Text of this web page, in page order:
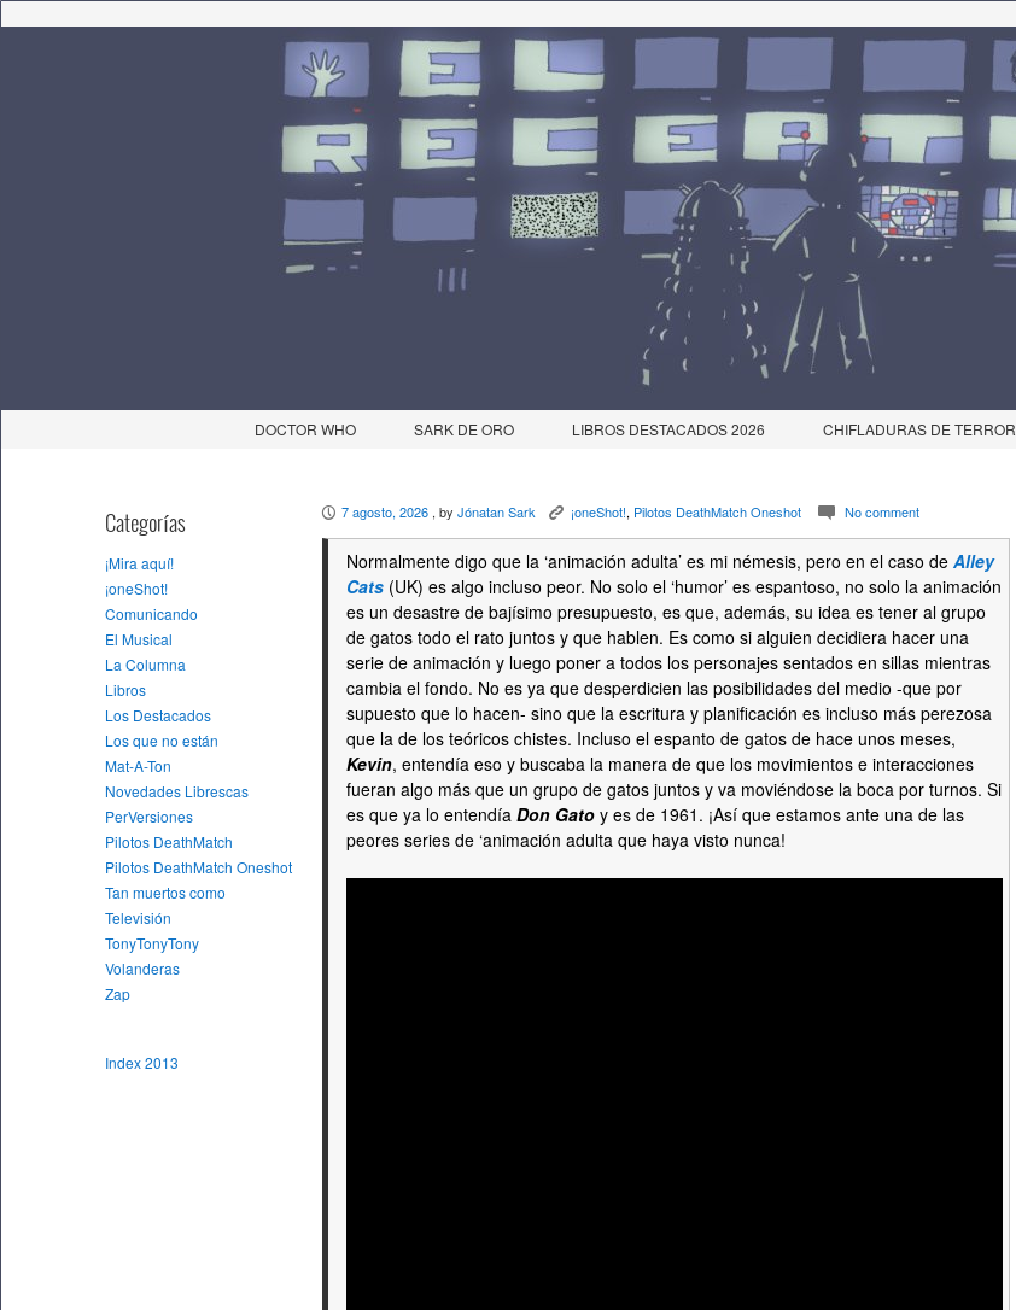
DOCTOR WHO SARK DE ORO LIBROS DESTACADOS 2026 CHIFLADURAS DE TERROR
Categorías
¡Mira aquí!
¡oneShot!
Comunicando
El Musical
La Columna
Libros
Los Destacados
Los que no están
Mat-A-Ton
Novedades Librescas
PerVersiones
Pilotos DeathMatch
Pilotos DeathMatch Oneshot
Tan muertos como
Televisión
TonyTonyTony
Volanderas
Zap
Index 2013
P 7 agosto, 2026 , by Jónatan Sark K ¡oneShot!, Pilotos DeathMatch Oneshot c No comment
Normalmente digo que la ‘animación adulta’ es mi némesis, pero en el caso de Alley
Cats (UK) es algo incluso peor. No solo el ‘humor’ es espantoso, no solo la animación
es un desastre de bajísimo presupuesto, es que, además, su idea es tener al grupo
de gatos todo el rato juntos y que hablen. Es como si alguien decidiera hacer una
serie de animación y luego poner a todos los personajes sentados en sillas mientras
cambia el fondo. No es ya que desperdicien las posibilidades del medio -que por
supuesto que lo hacen- sino que la escritura y planificación es incluso más perezosa
que la de los teóricos chistes. Incluso el espanto de gatos de hace unos meses,
Kevin, entendía eso y buscaba la manera de que los movimientos e interacciones
fueran algo más que un grupo de gatos juntos y va moviéndose la boca por turnos. Si
es que ya lo entendía Don Gato y es de 1961. ¡Así que estamos ante una de las
peores series de ‘animación adulta que haya visto nunca!